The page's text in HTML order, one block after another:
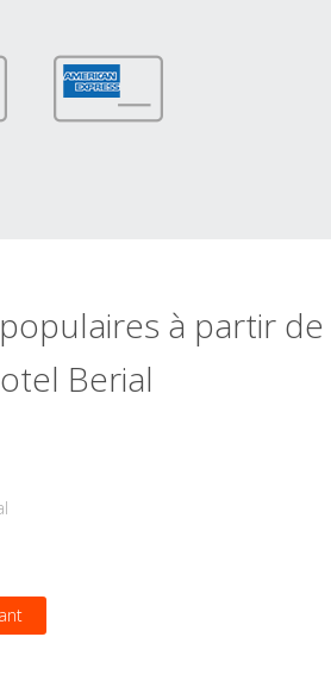
à partir de
Berial